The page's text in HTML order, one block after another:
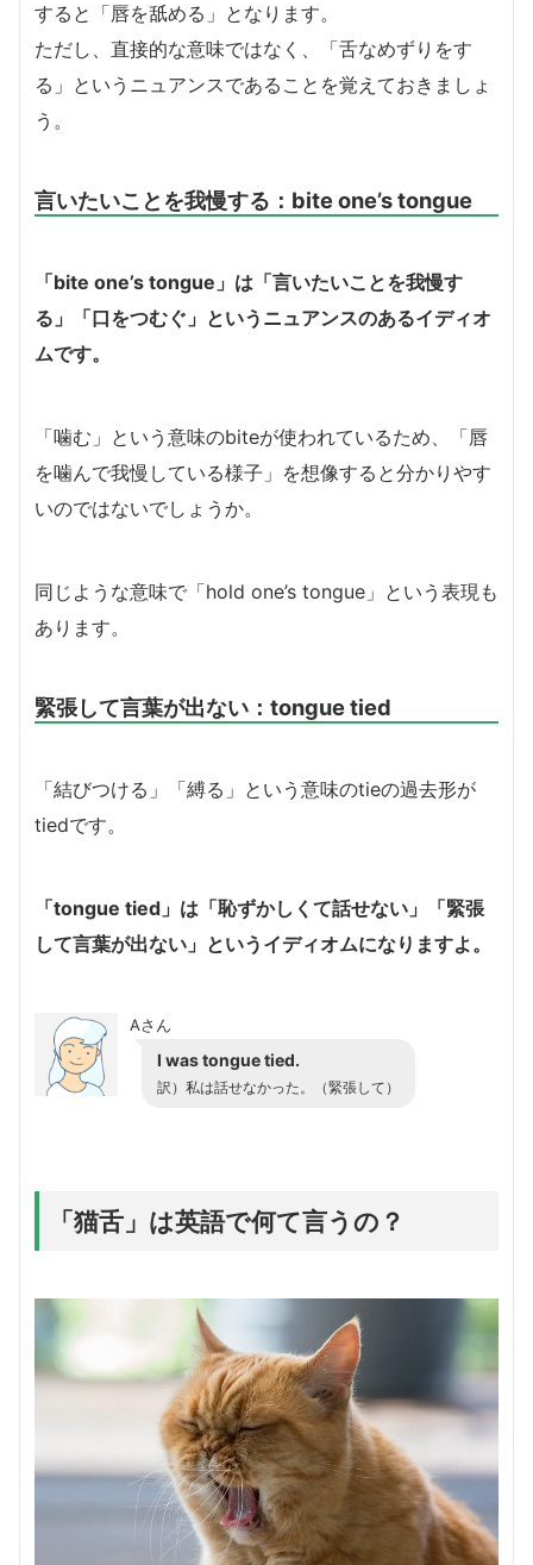
すると「唇を舐める」となります。
ただし、直接的な意味ではなく、「舌なめずりをす
る」というニュアンスであることを覚えておきましょ
う。
言いたいことを我慢する：bite one’s tongue
「bite one’s tongue」は「言いたいことを我慢す
る」「口をつむぐ」というニュアンスのあるイディオ
ムです。
「噛む」という意味のbiteが使われているため、「唇
を噛んで我慢している様子」を想像すると分かりやす
いのではないでしょうか。
同じような意味で「hold one’s tongue」という表現も
あります。
緊張して言葉が出ない：tongue tied
「結びつける」「縛る」という意味のtieの過去形が
tiedです。
「tongue tied」は「恥ずかしくて話せない」「緊張
して言葉が出ない」というイディオムになりますよ。
Aさん
I was tongue tied.
訳）私は話せなかった。（緊張して）
「猫舌」は英語で何て言うの？